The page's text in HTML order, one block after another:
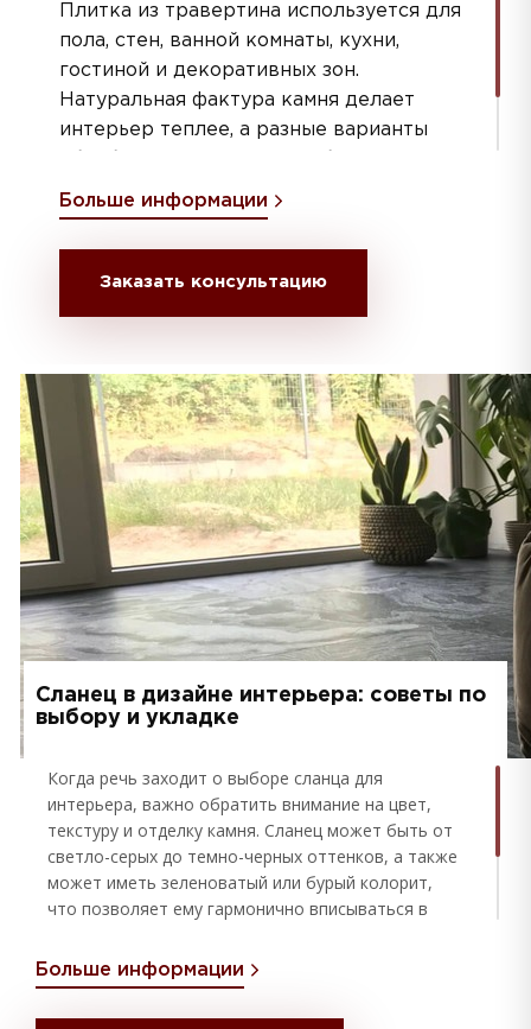
Плитка из травертина используется для
пола, стен, ванной комнаты, кухни,
гостиной и декоративных зон.
Натуральная фактура камня делает
интерьер теплее, а разные варианты
материал под классический или
современный стиль.
Больше информации
Заказать консультацию
Сланец в дизайне интерьера: советы по
выбору и укладке
Когда речь заходит о выборе сланца для
интерьера, важно обратить внимание на цвет,
текстуру и отделку камня. Сланец может быть от
светло-серых до темно-черных оттенков, а также
может иметь зеленоватый или бурый колорит,
что позволяет ему гармонично вписываться в
также варьируется от гладкой до грубой, что
дает дополнительные возможности для создания
Больше информации